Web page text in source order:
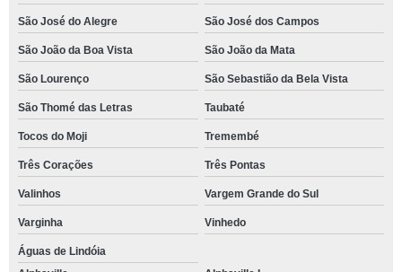
São José do Alegre São José dos Campos
São João da Boa Vista São João da Mata
São Lourenço São Sebastião da Bela Vista
São Thomé das Letras Taubaté
Tocos do Moji Tremembé
Três Corações Três Pontas
Valinhos Vargem Grande do Sul
Varginha Vinhedo
Águas de Lindóia